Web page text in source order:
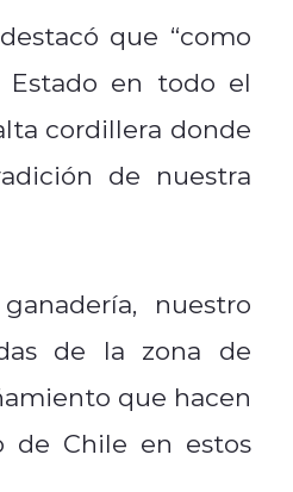
que “como
Estado en todo el
cordillera donde
de nuestra
nuestro
de la zona de
que hacen
de Chile en estos